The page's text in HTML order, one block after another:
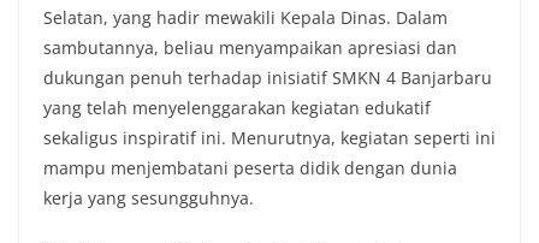
Selatan, yang hadir mewakili Kepala Dinas. Dalam
sambutannya, beliau menyampaikan apresiasi dan
dukungan penuh terhadap inisiatif SMKN 4 Banjarbaru
yang telah menyelenggarakan kegiatan edukatif
sekaligus inspiratif ini. Menurutnya, kegiatan seperti ini
mampu menjembatani peserta didik dengan dunia
kerja yang sesungguhnya.